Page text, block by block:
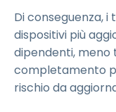
Di conseguenza,
dispositivi più
dipendenti,
completamento
rischio da